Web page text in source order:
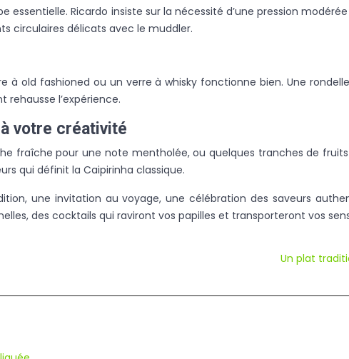
Ricardo insiste sur la nécessité d’une pression
circulaires délicats avec le muddler.
à old fashioned ou un verre à whisky fonctionne bien. Une
l’expérience.
votre créativité
fraîche pour une note mentholée, ou quelques tranches de
qui définit la Caipirinha classique.
une invitation au voyage, une célébration des saveurs
des cocktails qui raviront vos papilles et transporteront vos
Un plat